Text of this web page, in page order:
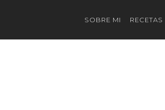
SOBRE MI RECETAS